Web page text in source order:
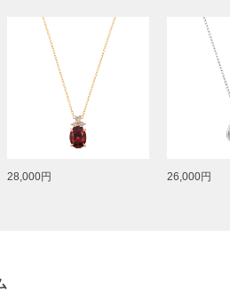
28,000円 26,000円